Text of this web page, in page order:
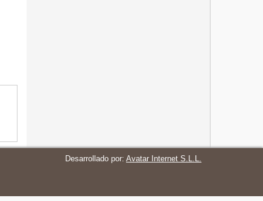
Desarrollado por: Avatar Internet S.L.L.